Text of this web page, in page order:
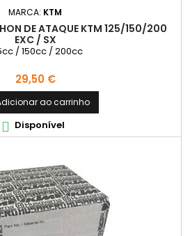
MARCA: KTM
DE ATAQUE KTM 125/150/200
EXC / SX
/ 150cc / 200cc
Preço
29,50 €
ao carrinho
 Disponível